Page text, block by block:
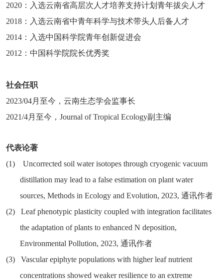
2020 ：入选云南省高层次人才培养支持计划青年拔尖人才
2018 ：入选云南省中青年科学与技术带头人后备人才
2014 ：入选中国科学院青年创新促进会
2012 ：中国科学院院长优秀奖
社会任职
2023/04月至今，云南生态学会监事长
2021/4月至今， Journal of Tropical Ecology副主编
代表论著
(1)
Uncorrected soil water isotopes through cryogenic vacuum
distillation may lead to a false estimation on plant water
sources, Methods in Ecology and Evolution, 2023,通讯作者
(2)
Leaf phenotypic plasticity coupled with integration facilitates
the adaptation of plants to enhanced N deposition,
Environmental Pollution, 2023,通讯作者
(3)
Vascular epiphyte populations with higher leaf nutrient
concentrations showed weaker resilience to an extreme